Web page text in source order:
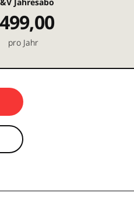
499,00
pro Jahr